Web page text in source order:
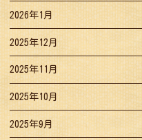
2026年1月
2025年12月
2025年11月
2025年10月
2025年9月